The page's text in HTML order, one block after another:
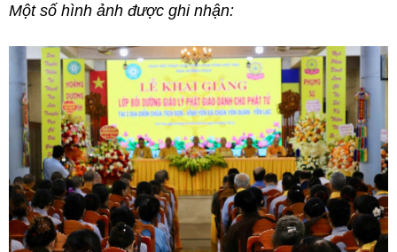
Một số hình ảnh được ghi nhận: